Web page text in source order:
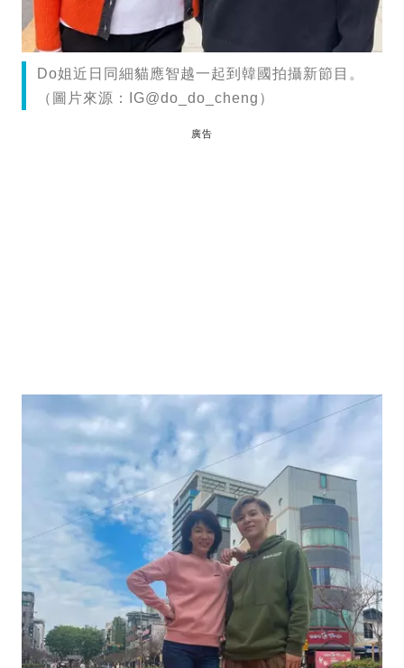
Do姐近日同細貓應智越一起到韓國拍攝新節目。
（圖片來源：IG@do_do_cheng）
廣告